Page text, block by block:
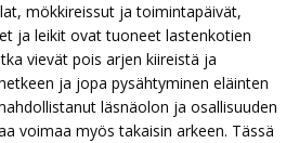
mökkireissut ja toimintapäivät,
ja leikit ovat tuoneet lastenkotien
vievät pois arjen kiireistä ja
ja jopa pysähtyminen eläinten
läsnäolon ja osallisuuden
voimaa myös takaisin arkeen. Tässä